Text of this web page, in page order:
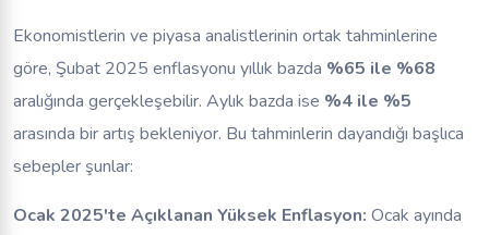
Ekonomistlerin ve piyasa analistlerinin ortak tahminlerine
göre, Şubat 2025 enflasyonu yıllık bazda %65 ile %68
aralığında gerçekleşebilir. Aylık bazda ise %4 ile %5
arasında bir artış bekleniyor. Bu tahminlerin dayandığı başlıca
sebepler şunlar:
Ocak 2025'te Açıklanan Yüksek Enflasyon: Ocak ayında